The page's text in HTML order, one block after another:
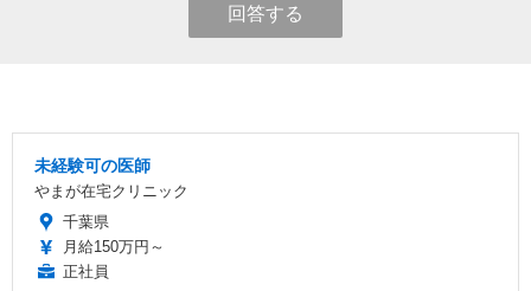
回答する
未経験可の医師
やまが在宅クリニック
千葉県
月給150万円～
正社員